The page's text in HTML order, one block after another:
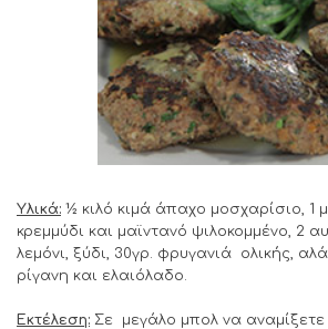
Υλικά: ½ κιλό κιμά άπαχο μοσχαρίσιο, 1
κρεμμύδι και μαϊντανό ψιλοκομμένο, 2
λεμόνι, ξύδι, 30γρ. φρυγανιά ολικής,
ρίγανη και ελαιόλαδο.
Εκτέλεση: Σε μεγάλο μπολ να